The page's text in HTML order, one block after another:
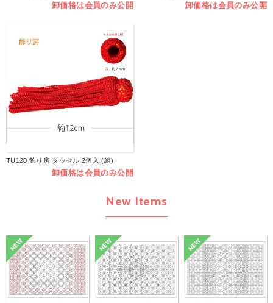
卸価格は会員のみ公開 卸価格は会員のみ公開
TU120 飾り房 タッセル 2個入 (組)
卸価格は会員のみ公開
New Items
NEW NEW NEW